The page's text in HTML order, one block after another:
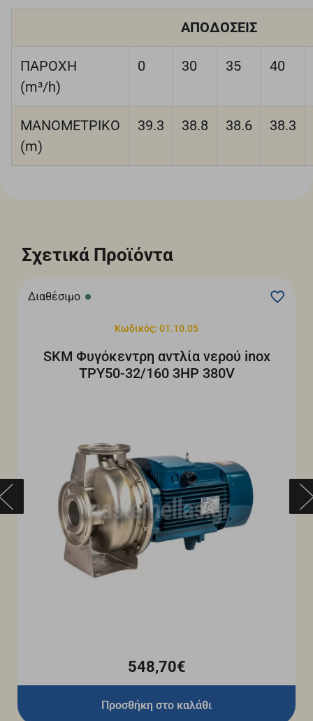
ΑΠΟΔΟΣΕΙΣ
ΠΑΡΟΧΗ
(m³/h)
0 30 35 40
ΜΑΝΟΜΕΤΡΙΚΟ
(m)
39.3 38.8 38.6 38.3
Σχετικά Προϊόντα
Διαθέσιμο
Κωδικός: 01.10.05
SKM Φυγόκεντρη αντλία νερού inox
TPY50-32/160 3HP 380V
548,70€
Προσθήκη στο καλάθι